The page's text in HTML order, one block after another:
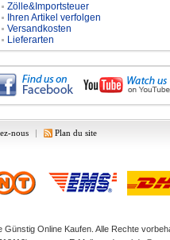
Zölle&Importsteuer
Ihren Artikel verfolgen
Versandkosten
Lieferarten
nous | Plan du site
Günstig Online Kaufen. Alle Rechte